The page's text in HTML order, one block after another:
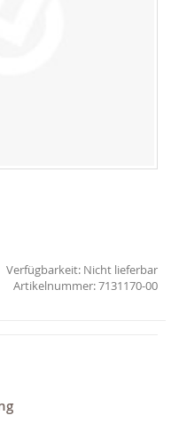
Verfügbarkeit: Nicht lieferbar
7131170-00